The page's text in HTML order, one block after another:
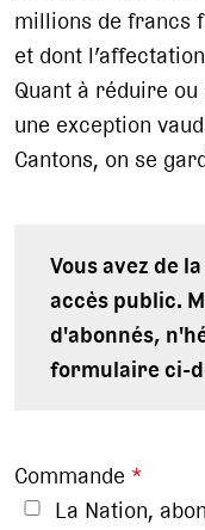
millions de francs
et dont
Quant à réduire
une exception
Cantons, on se
Vous avez de
accès public.
d'abonnés,
formulaire ci-
Commande *
La Nation,